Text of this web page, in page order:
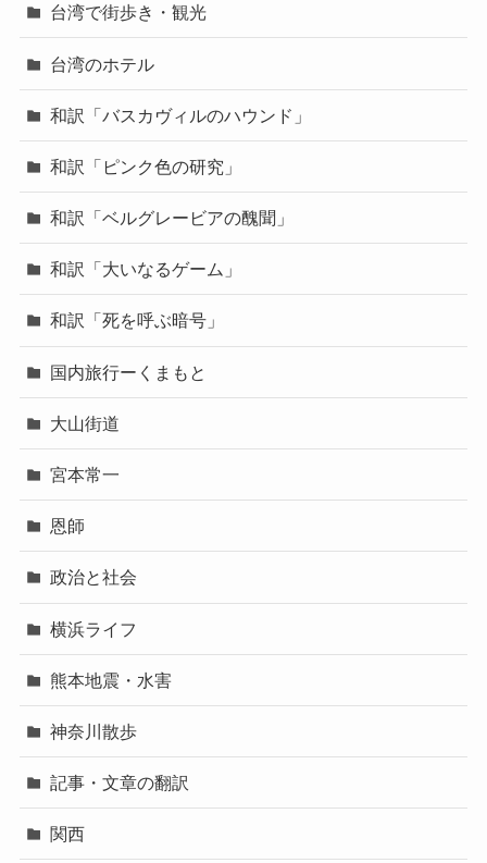
台湾で街歩き・観光
台湾のホテル
和訳「バスカヴィルのハウンド」
和訳「ピンク色の研究」
和訳「ベルグレービアの醜聞」
和訳「大いなるゲーム」
和訳「死を呼ぶ暗号」
国内旅行ーくまもと
大山街道
宮本常一
恩師
政治と社会
横浜ライフ
熊本地震・水害
神奈川散歩
記事・文章の翻訳
関西